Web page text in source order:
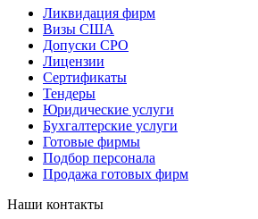
Ликвидация фирм
Визы США
Допуски СРО
Лицензии
Сертификаты
Тендеры
Юридические услуги
Бухгалтерские услуги
Готовые фирмы
Подбор персонала
Продажа готовых фирм
Наши контакты